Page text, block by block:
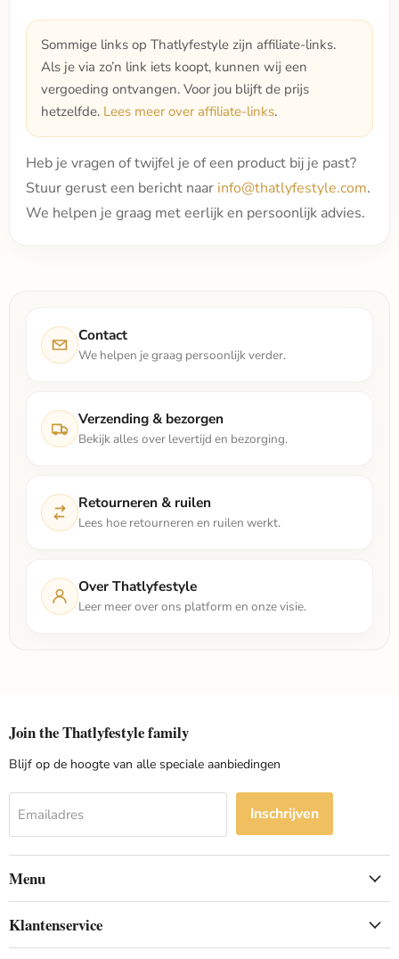
Sommige links op Thatlyfestyle zijn affiliate-links.
Als je via zo’n link iets koopt, kunnen wij een
vergoeding ontvangen. Voor jou blijft de prijs
hetzelfde. Lees meer over affiliate-links.
Heb je vragen of twijfel je of een product bij je past?
Stuur gerust een bericht naar info@thatlyfestyle.com.
We helpen je graag met eerlijk en persoonlijk advies.
Contact
We helpen je graag persoonlijk verder.
Verzending & bezorgen
Bekijk alles over levertijd en bezorging.
Retourneren & ruilen
Lees hoe retourneren en ruilen werkt.
Over Thatlyfestyle
Leer meer over ons platform en onze visie.
Join the Thatlyfestyle family
Blijf op de hoogte van alle speciale aanbiedingen
Emailadres Inschrijven
Menu
Klantenservice